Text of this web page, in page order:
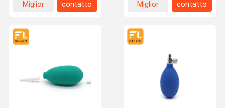
Miglior
contatto
Miglior
contatto